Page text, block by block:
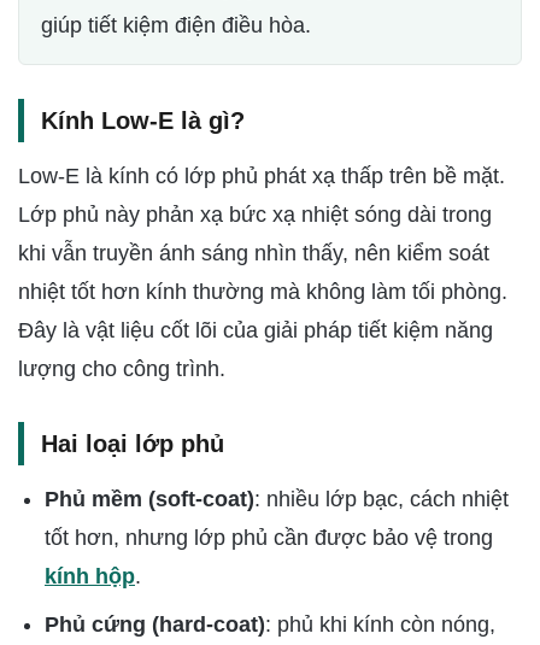
giúp tiết kiệm điện điều hòa.
Kính Low-E là gì?
Low-E là kính có lớp phủ phát xạ thấp trên bề mặt.
Lớp phủ này phản xạ bức xạ nhiệt sóng dài trong
khi vẫn truyền ánh sáng nhìn thấy, nên kiểm soát
nhiệt tốt hơn kính thường mà không làm tối phòng.
Đây là vật liệu cốt lõi của giải pháp tiết kiệm năng
lượng cho công trình.
Hai loại lớp phủ
Phủ mềm (soft-coat): nhiều lớp bạc, cách nhiệt
tốt hơn, nhưng lớp phủ cần được bảo vệ trong
kính hộp.
Phủ cứng (hard-coat): phủ khi kính còn nóng,